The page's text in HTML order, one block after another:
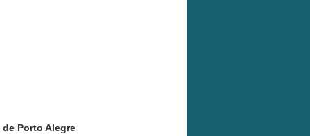
Porto Alegre